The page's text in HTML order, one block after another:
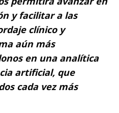
y facilitar a las
clínico y
aún más
en una analítica
artificial, que
cada vez más